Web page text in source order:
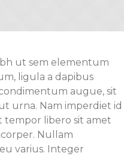
ut sem elementum
ligula a dapibus
augue, sit
urna. Nam imperdiet id
tempor libero sit amet
Nullam
varius. Integer